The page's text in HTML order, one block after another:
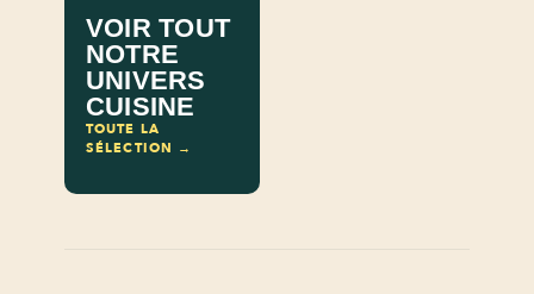
VOIR TOUT
NOTRE
UNIVERS
CUISINE
TOUTE LA
SÉLECTION →